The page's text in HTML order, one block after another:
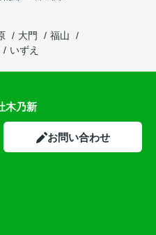
大門
福山
いずえ
木乃新
お問い合わせ